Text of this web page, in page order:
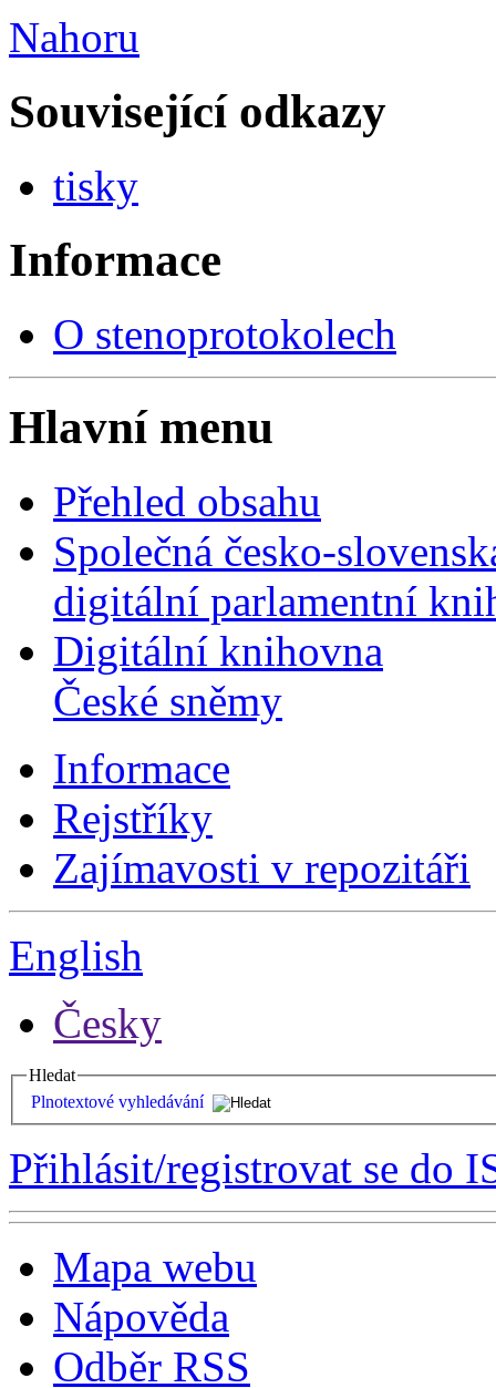
Nahoru
Související odkazy
tisky
Informace
O stenoprotokolech
Hlavní menu
Přehled obsahu
Společná česko-
digitální parlamentní
Digitální knihovna
České sněmy
Informace
Rejstříky
Zajímavosti v repozitáři
English
Česky
Hledat
Plnotextové vyhledávání
Přihlásit/registrovat se do
Mapa webu
Nápověda
Odběr RSS